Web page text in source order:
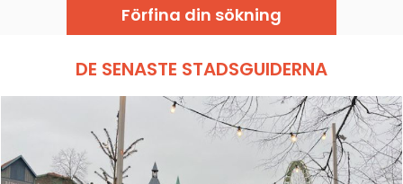
Förfina din sökning
DE SENASTE STADSGUIDERNA